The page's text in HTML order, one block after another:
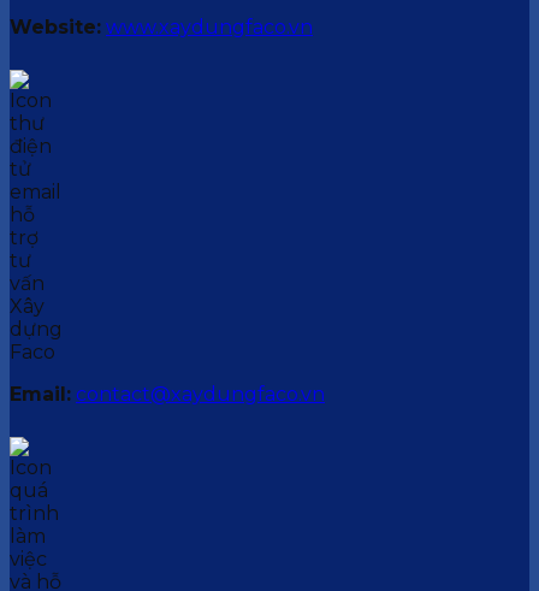
Website: www.xaydungfaco.vn
Email: contact@xaydungfaco.vn